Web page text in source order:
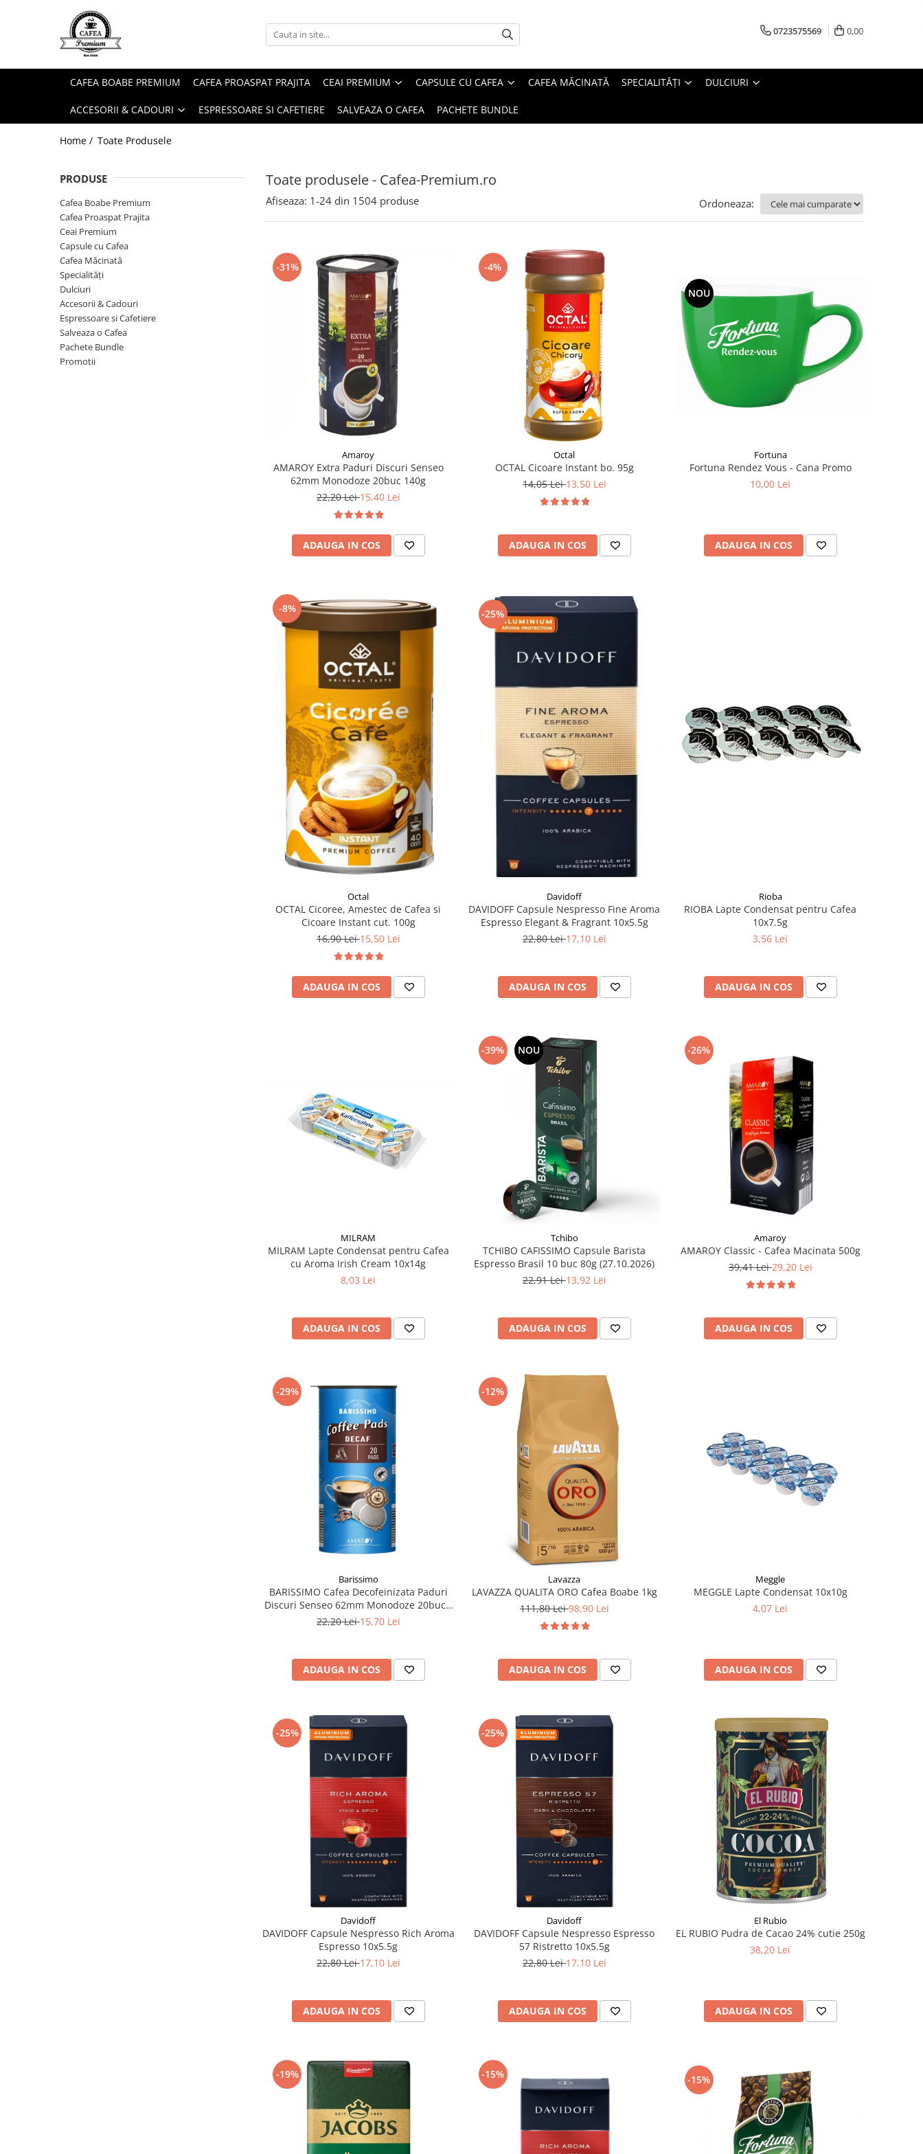
Ceai Premium
Capsule cu Cafea
Specialități
Ciocolată Caldă / Cappuccino
Dulciuri
Ciocolata & Praline
Dropsuri/Jeleuri
Guma de Mestecat
Napolitane
Nuci, Alune si Fructe Deshidratate
Prajituri Ambalate
Accesorii & Cadouri
Lapte pentru Cafea
Pahare / Capace / Palete
Ulei și Oțet
Ustensile Diverse
Zahăr, Miere & Îndulcitori
0723575569 0,00
CAFEA BOABE PREMIUM CAFEA PROASPAT PRAJITA CEAI PREMIUM CAPSULE CU CAFEA CAFEA MĂCINATĂ SPECIALITĂȚI DULCIURI
ACCESORII & CADOURI ESPRESSOARE SI CAFETIERE SALVEAZA O CAFEA PACHETE BUNDLE
Home / Toate Produsele
Toate produsele - Cafea-Premium.ro
PRODUSE
Cafea Boabe Premium
Cafea Proaspat Prajita
Ceai Premium
Capsule cu Cafea
Cafea Măcinată
Specialități
Dulciuri
Accesorii & Cadouri
Espressoare si Cafetiere
Salveaza o Cafea
Pachete Bundle
Promotii
Afiseaza: 1-24 din 1504 produse Ordoneaza:
-31%
Amaroy
AMAROY Extra Paduri Discuri Senseo
62mm Monodoze 20buc 140g
22,20 Lei15,40 Lei
ADAUGA IN COS
-4%
Octal
OCTAL Cicoare Instant bo. 95g
14,05 Lei13,50 Lei
ADAUGA IN COS
NOU
Fortuna
Fortuna Rendez Vous - Cana Promo
10,00 Lei
ADAUGA IN COS
-8%
Octal
OCTAL Cicoree, Amestec de Cafea si
Cicoare Instant cut. 100g
16,90 Lei15,50 Lei
ADAUGA IN COS
-25%
Davidoff
DAVIDOFF Capsule Nespresso Fine Aroma
Espresso Elegant & Fragrant 10x5.5g
22,80 Lei17,10 Lei
ADAUGA IN COS
Rioba
RIOBA Lapte Condensat pentru Cafea
10x7.5g
3,56 Lei
ADAUGA IN COS
MILRAM
MILRAM Lapte Condensat pentru Cafea
cu Aroma Irish Cream 10x14g
8,03 Lei
ADAUGA IN COS
-39% NOU
Tchibo
TCHIBO CAFISSIMO Capsule Barista
Espresso Brasil 10 buc 80g (27.10.2026)
22,91 Lei13,92 Lei
ADAUGA IN COS
-26%
Amaroy
AMAROY Classic - Cafea Macinata 500g
39,41 Lei29,20 Lei
ADAUGA IN COS
-29%
Barissimo
BARISSIMO Cafea Decofeinizata Paduri
Discuri Senseo 62mm Monodoze 20buc -
140g
22,20 Lei15,70 Lei
ADAUGA IN COS
-12%
Lavazza
LAVAZZA QUALITA ORO Cafea Boabe 1kg
111,80 Lei98,90 Lei
ADAUGA IN COS
Meggle
MEGGLE Lapte Condensat 10x10g
4,07 Lei
ADAUGA IN COS
-25%
Davidoff
DAVIDOFF Capsule Nespresso Rich Aroma
Espresso 10x5.5g
22,80 Lei17,10 Lei
ADAUGA IN COS
-25%
Davidoff
DAVIDOFF Capsule Nespresso Espresso
57 Ristretto 10x5.5g
22,80 Lei17,10 Lei
ADAUGA IN COS
El Rubio
EL RUBIO Pudra de Cacao 24% cutie 250g
38,20 Lei
ADAUGA IN COS
-19% -15% -15%